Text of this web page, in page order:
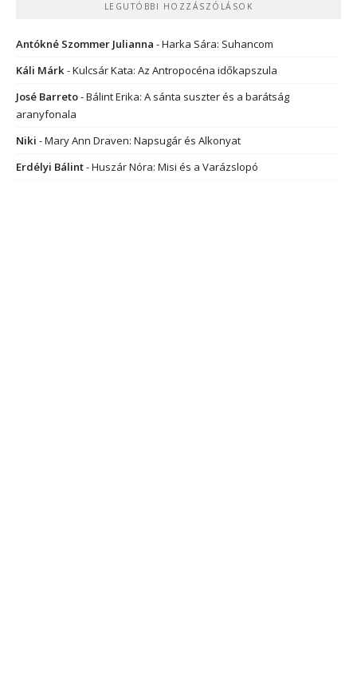
LEGUTÓBBI HOZZÁSZÓLÁSOK
Antókné Szommer Julianna -Harka Sára: Suhancom
Káli Márk-Kulcsár Kata: Az Antropocéna időkapszula
José Barreto-Bálint Erika: A sánta suszter és a barátság
aranyfonala
Niki -Mary Ann Draven: Napsugár és Alkonyat
Erdélyi Bálint-Huszár Nóra: Misi és a Varázslopó